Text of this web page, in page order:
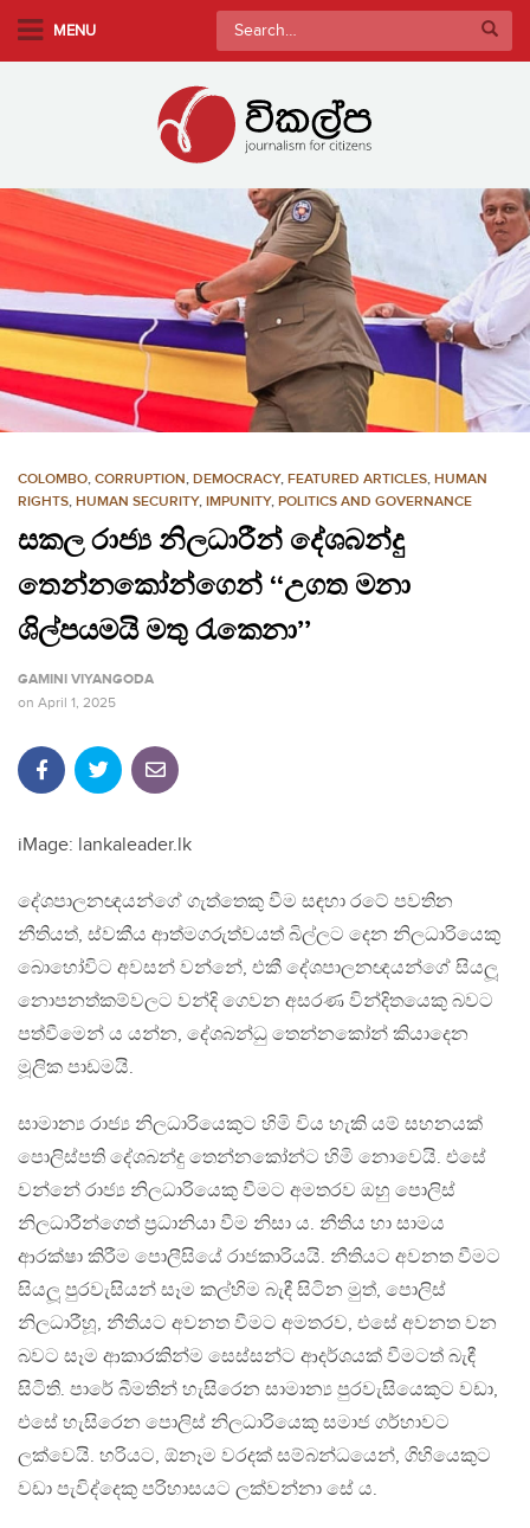
m
a
c
n
t
e
MENU
Search
for:
COLOMBO, CORRUPTION, DEMOCRACY, FEATURED ARTICLES, HUMAN
RIGHTS, HUMAN SECURITY, IMPUNITY, POLITICS AND GOVERNANCE
සකල රාජ්‍ය නිලධාරීන් දේශබන්දු
තෙන්නකෝන්ගෙන් ‘‘උගත මනා
ශිල්පයමයි මතු රැකෙනා’’
GAMINI VIYANGODA
on April 1, 2025
iMage: lankaleader.lk
දේශපාලනඥයන්ගේ ගැත්තෙකු වීම සඳහා රටේ පවතින
නීතියත්, ස්වකීය ආත්මගරුත්වයත් බිල්ලට දෙන නිලධාරියෙකු
බොහෝවිට අවසන් වන්නේ, එකී දේශපාලනඥයන්ගේ සියලූ
නොපනත්කම්වලට වන්දි ගෙවන අසරණ වින්දිතයෙකු බවට
පත්වීමෙන් ය යන්න, දේශබන්ධු තෙන්නකෝන් කියාදෙන
මූලික පාඩමයි.
සාමාන්‍ය රාජ්‍ය නිලධාරියෙකුට හිමි විය හැකි යම් සහනයක්
පොලිස්පති දේශබන්දු තෙන්නකෝන්ට හිමි නොවෙයි. එසේ
වන්නේ රාජ්‍ය නිලධාරියෙකු වීමට අමතරව ඔහු පොලිස්
නිලධාරීන්ගෙත් ප්‍රධානියා වීම නිසා ය. නීතිය හා සාමය
ආරක්ෂා කිරීම පොලීසියේ රාජකාරියයි. නීතියට අවනත වීමට
සියලූ පුරවැසියන් සෑම කල්හිම බැඳී සිටින මුත්, පොලිස්
නිලධාරීහූ, නීතියට අවනත වීමට අමතරව, එසේ අවනත වන
බවට සෑම ආකාරකින්ම සෙස්සන්ට ආදර්ශයක් වීමටත් බැඳී
සිටිති. පාරේ බීමතින් හැසිරෙන සාමාන්‍ය පුරවැසියෙකුට වඩා,
එසේ හැසිරෙන පොලිස් නිලධාරියෙකු සමාජ ගර්හාවට
ලක්වෙයි. හරියට, ඕනෑම වරදක් සම්බන්ධයෙන්, ගිහියෙකුට
වඩා පැවිද්දෙකු පරිහාසයට ලක්වන්නා සේ ය.